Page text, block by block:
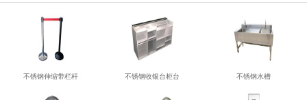
不锈钢伸缩带栏杆 不锈钢收银台柜台 不锈钢水槽